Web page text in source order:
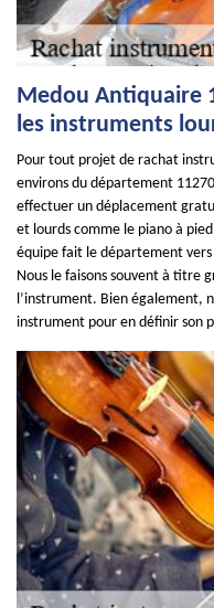
Medou Antiquaire
les instruments
Pour tout projet de rachat
environs du département
effectuer un déplacement
et lourds comme le piano à
équipe fait le département
Nous le faisons souvent à titre
l’instrument. Bien également,
instrument pour en définir son